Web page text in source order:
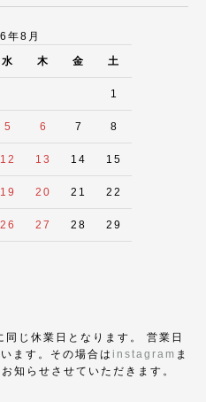
年8月
水 木 金 土
1
5 6 7 8
12 13 14 15
19 20 21 22
26 27 28 29
同じ休業日となります。 営業日
ます。その場合は instagram ま
知らせさせていただきます。